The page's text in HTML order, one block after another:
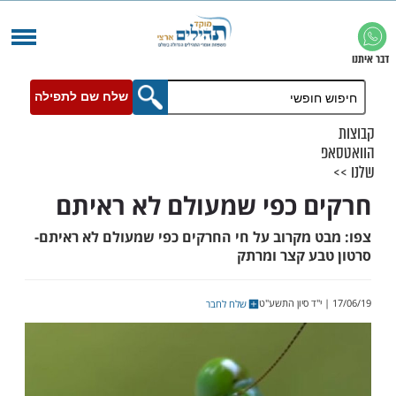
שלח שם לתפילה
כפי שמעולם לא ראיתם
על חי החרקים כפי שמעולם לא ראיתם-
קצר ומרתק
שלח לחבר